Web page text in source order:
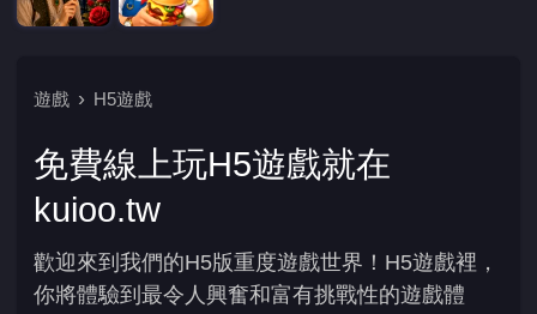
遊戲 H5遊戲
免費線上玩H5遊戲就在
kuioo.tw
歡迎來到我們的H5版重度遊戲世界！H5遊戲裡，
你將體驗到最令人興奮和富有挑戰性的遊戲體